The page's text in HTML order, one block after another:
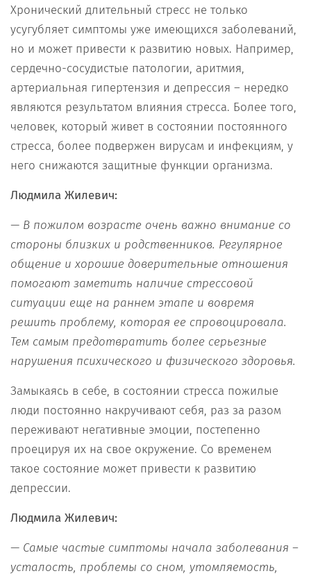
Хронический длительный стресс не только
усугубляет симптомы уже имеющихся заболеваний,
но и может привести к развитию новых. Например,
сердечно-сосудистые патологии, аритмия,
артериальная гипертензия и депрессия – нередко
являются результатом влияния стресса. Более того,
человек, который живет в состоянии постоянного
стресса, более подвержен вирусам и инфекциям, у
него снижаются защитные функции организма.
Людмила Жилевич:
— В пожилом возрасте очень важно внимание со
стороны близких и родственников. Регулярное
общение и хорошие доверительные отношения
помогают заметить наличие стрессовой
ситуации еще на раннем этапе и вовремя
решить проблему, которая ее спровоцировала.
Тем самым предотвратить более серьезные
нарушения психического и физического здоровья.
Замыкаясь в себе, в состоянии стресса пожилые
люди постоянно накручивают себя, раз за разом
переживают негативные эмоции, постепенно
проецируя их на свое окружение. Со временем
такое состояние может привести к развитию
депрессии.
Людмила Жилевич:
— Самые частые симптомы начала заболевания –
усталость, проблемы со сном, утомляемость,